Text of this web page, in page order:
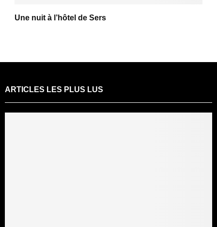
Une nuit à l’hôtel de Sers
ARTICLES LES PLUS LUS